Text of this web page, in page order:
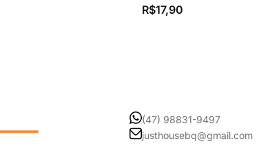
R$17,90
(47) 98831-9497
justhousebq@gmail.com